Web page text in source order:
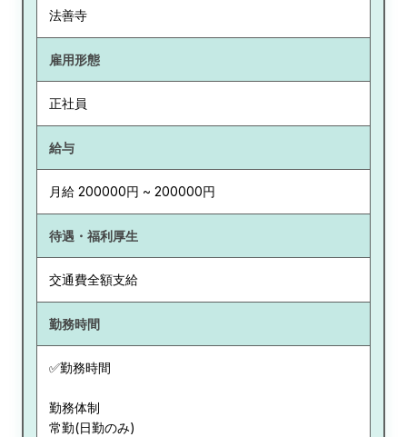
法善寺
雇用形態
正社員
給与
月給 200000円 ~ 200000円
待遇・福利厚生
交通費全額支給
勤務時間
✅勤務時間
勤務体制
常勤(日勤のみ)